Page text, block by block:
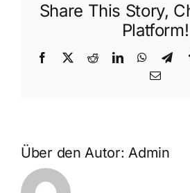
Share This Story,
Platform!
Facebook
X RedditLinkedIn
E-
Über den Autor:Admin